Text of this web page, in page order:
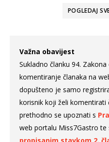
POGLEDAJ
Važna obavijest
Sukladno članku 94.
komentiranje članaka na
dopušteno je samo
korisnik koji želi komentirati
prethodno se upoznati s
web portalu Miss7Gastro te